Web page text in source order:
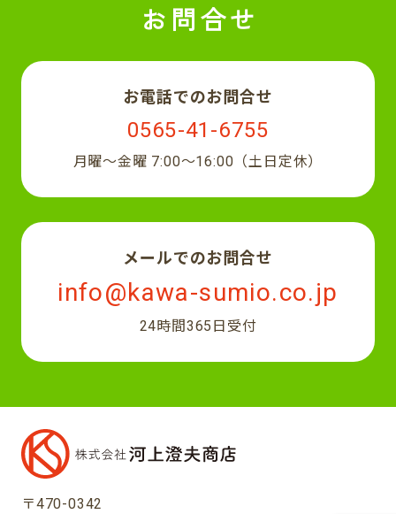
お問合せ
お電話でのお問合せ
0565-41-6755
月曜〜金曜 7:00〜16:00（土日定休）
メールでのお問合せ
info@kawa-sumio.co.jp
24時間365日受付
〒470-0342